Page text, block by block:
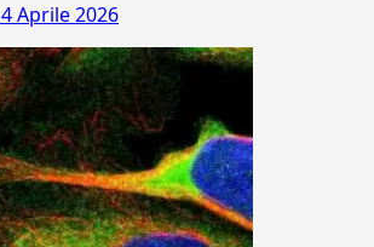
Aprile 2026